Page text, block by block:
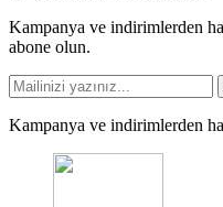
Kampanya ve indirimlerden
abone olun.
Kampanya ve indirimlerden